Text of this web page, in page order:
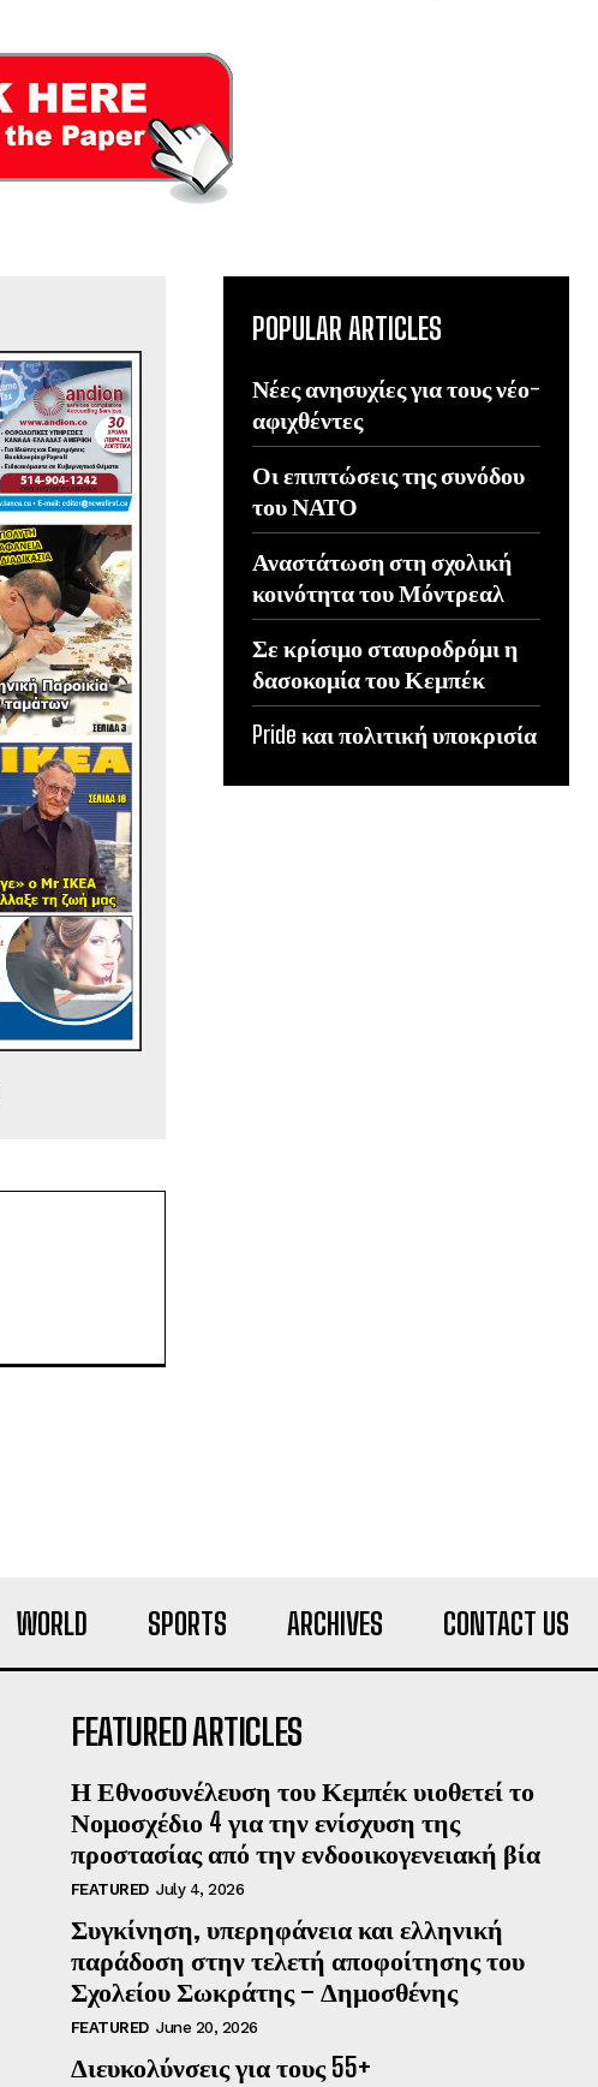
POPULAR ARTICLES
Νέες ανησυχίες για τους νέο-
αφιχθέντες
Οι επιπτώσεις της συνόδου
του ΝΑΤΟ
Αναστάτωση στη σχολική
κοινότητα του Μόντρεαλ
Σε κρίσιμο σταυροδρόμι η
δασοκομία του Κεμπέκ
Pride και πολιτική υποκρισία
WORLD SPORTS ARCHIVES CONTACT US
FEATURED ARTICLES
Η Εθνοσυνέλευση του Κεμπέκ υιοθετεί το
Νομοσχέδιο 4 για την ενίσχυση της
προστασίας από την ενδοοικογενειακή βία
FEATURED July 4, 2026
Συγκίνηση, υπερηφάνεια και ελληνική
παράδοση στην τελετή αποφοίτησης του
Σχολείου Σωκράτης – Δημοσθένης
FEATURED June 20, 2026
Διευκολύνσεις για τους 55+